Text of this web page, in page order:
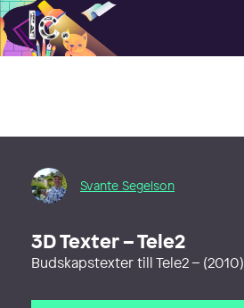
Illustratörcentrum
Svante Segelson
3D Texter – Tele2
Budskapstexter till Tele2 – (2010)